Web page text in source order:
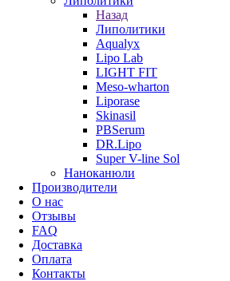
Назад
Липолитики
Aqualyx
Lipo Lab
LIGHT FIT
Meso-wharton
Liporase
Skinasil
PBSerum
DR.Lipo
Super V-line Sol
Наноканюли
Производители
О нас
Отзывы
FAQ
Доставка
Оплата
Контакты